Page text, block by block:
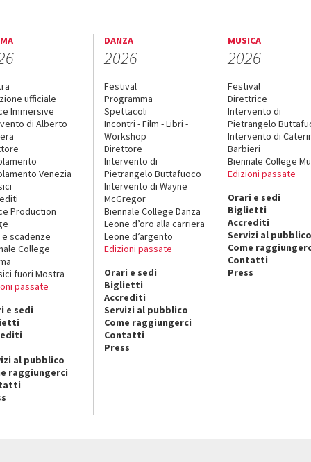
ufficiale
Immersive
di Alberto
Venezia
Production
e scadenze
College
fuori Mostra
passate
e sedi
al pubblico
raggiungerci
DANZA
2026
Festival
Programma
Spettacoli
Incontri - Film - Libri -
Workshop
Direttore
Intervento di
Pietrangelo Buttafuoco
Intervento di Wayne
McGregor
Biennale College Danza
Leone d’oro alla carriera
Leone d’argento
Edizioni passate
Orari e sedi
Biglietti
Accrediti
Servizi al pubblico
Come raggiungerci
Contatti
Press
MUSICA
2026
Festival
Direttrice
Intervento di
Pietrangelo
Intervento di
Barbieri
Biennale College
Edizioni passate
Orari e sedi
Biglietti
Accrediti
Servizi al pubblico
Come
Contatti
Press